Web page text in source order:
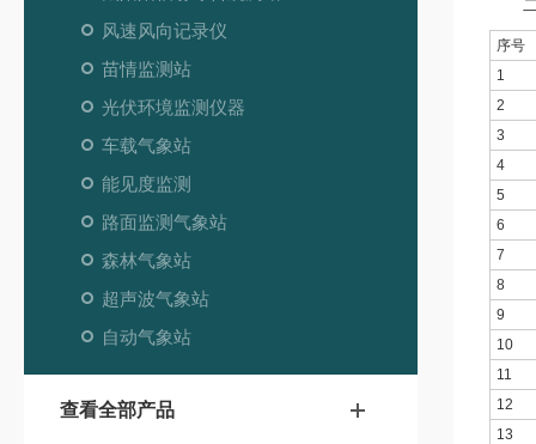
风速风向记录仪
苗情监测站
光伏环境监测仪器
车载气象站
能见度监测
路面监测气象站
森林气象站
超声波气象站
自动气象站
查看全部产品
二
序号
1
2
3
4
5
6
7
8
9
10
11
12
13